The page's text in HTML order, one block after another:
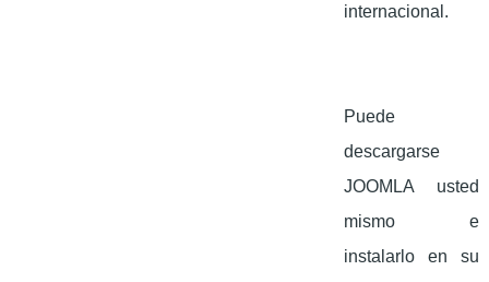
internacional.
Puede
descargarse
JOOMLA usted
mismo e
instalarlo en su